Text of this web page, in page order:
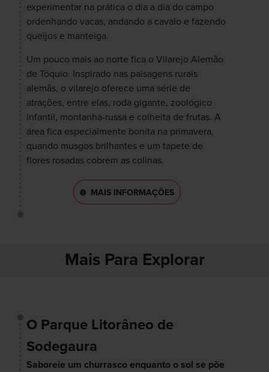
experimentar na prática o dia a dia do campo
ordenhando vacas, andando a cavalo e fazendo
queijos e manteiga.
Um pouco mais ao norte fica o Vilarejo Alemão
de Tóquio. Inspirado nas paisagens rurais
alemãs, o vilarejo oferece uma série de
atrações, entre elas, roda gigante, zoológico
infantil, montanha-russa e colheita de frutas. A
área fica especialmente bonita na primavera,
quando musgos brilhantes e um tapete de
flores rosadas cobrem as colinas.
MAIS INFORMAÇÕES
Mais Para Explorar
O Parque Litorâneo de
Sodegaura
Saboreie um churrasco enquanto o sol se põe